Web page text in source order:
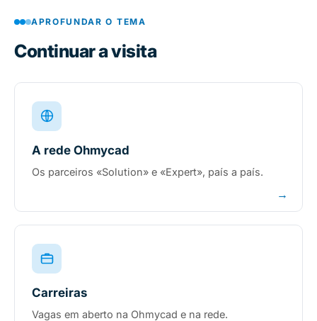
APROFUNDAR O TEMA
Continuar a visita
A rede Ohmycad
Os parceiros «Solution» e «Expert», país a país.
→
Carreiras
Vagas em aberto na Ohmycad e na rede.